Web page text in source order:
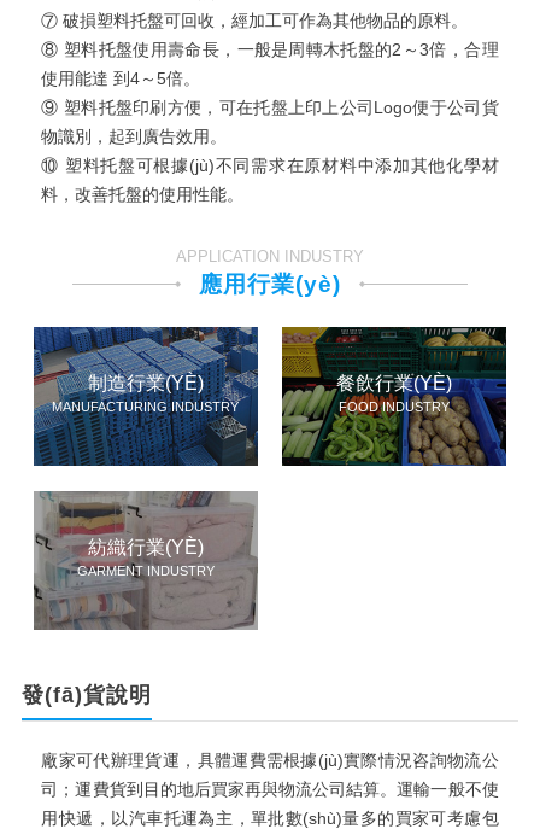
⑦ 破損塑料托盤可回收，經加工可作為其他物品的原料。
⑧ 塑料托盤使用壽命長，一般是周轉木托盤的2～3倍，合理
使用能達 到4～5倍。
⑨ 塑料托盤印刷方便，可在托盤上印上公司Logo便于公司貨
物識別，起到廣告效用。
⑩ 塑料托盤可根據(jù)不同需求在原材料中添加其他化學材
料，改善托盤的使用性能。
APPLICATION INDUSTRY
應用行業(yè)
制造行業(YÈ)
MANUFACTURING INDUSTRY
餐飲行業(YÈ)
FOOD INDUSTRY
紡織行業(YÈ)
GARMENT INDUSTRY
發(fā)貨說明
廠家可代辦理貨運，具體運費需根據(jù)實際情況咨詢物流公
司；運費貨到目的地后買家再與物流公司結算。運輸一般不使
用快遞，以汽車托運為主，單批數(shù)量多的買家可考慮包